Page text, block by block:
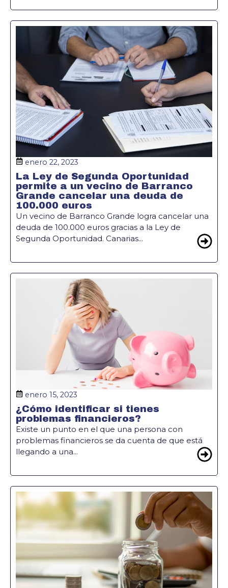
enero 22, 2023
La Ley de Segunda Oportunidad
permite a un vecino de Barranco
Grande cancelar una deuda de
100.000 euros
Un vecino de Barranco Grande logra cancelar una
deuda de 100.000 euros gracias a la Ley de
Segunda Oportunidad. Canarias...
enero 15, 2023
¿Cómo identificar si tienes
problemas financieros?
Existe un punto en el que una persona con
problemas financieros se da cuenta de que está
llegando a una...